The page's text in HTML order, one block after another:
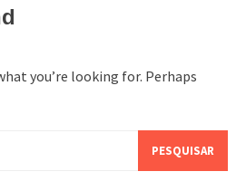
you’re looking for. Perhaps